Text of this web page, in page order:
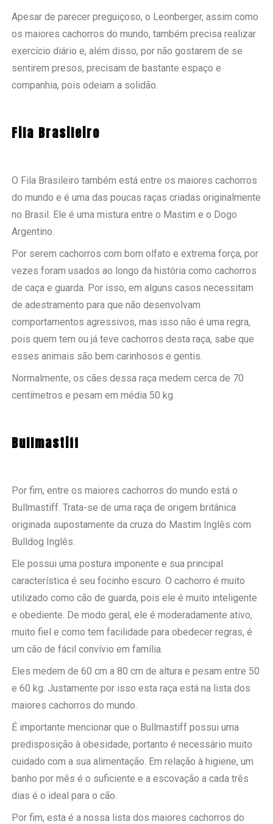
Apesar de parecer preguiçoso, o Leonberger, assim como
os maiores cachorros do mundo, também precisa realizar
exercício diário e, além disso, por não gostarem de se
sentirem presos, precisam de bastante espaço e
companhia, pois odeiam a solidão.
Fila Brasileiro
O Fila Brasileiro também está entre os maiores cachorros
do mundo e é uma das poucas raças criadas originalmente
no Brasil. Ele é uma mistura entre o Mastim e o Dogo
Argentino.
Por serem cachorros com bom olfato e extrema força, por
vezes foram usados ao longo da história como cachorros
de caça e guarda. Por isso, em alguns casos necessitam
de adestramento para que não desenvolvam
comportamentos agressivos, mas isso não é uma regra,
pois quem tem ou já teve cachorros desta raça, sabe que
esses animais são bem carinhosos e gentis.
Normalmente, os cães dessa raça medem cerca de 70
centímetros e pesam em média 50 kg.
Bullmastiff
Por fim, entre os maiores cachorros do mundo está o
Bullmastiff. Trata-se de uma raça de origem britânica
originada supostamente da cruza do Mastim Inglês com
Bulldog Inglês.
Ele possui uma postura imponente e sua principal
característica é seu focinho escuro. O cachorro é muito
utilizado como cão de guarda, pois ele é muito inteligente
e obediente. De modo geral, ele é moderadamente ativo,
muito fiel e como tem facilidade para obedecer regras, é
um cão de fácil convívio em família.
Eles medem de 60 cm a 80 cm de altura e pesam entre 50
e 60 kg. Justamente por isso esta raça está na lista dos
maiores cachorros do mundo.
É importante mencionar que o Bullmastiff possui uma
predisposição à obesidade, portanto é necessário muito
cuidado com a sua alimentação. Em relação à higiene, um
banho por mês é o suficiente e a escovação a cada três
dias é o ideal para o cão.
Por fim, esta é a nossa lista dos maiores cachorros do